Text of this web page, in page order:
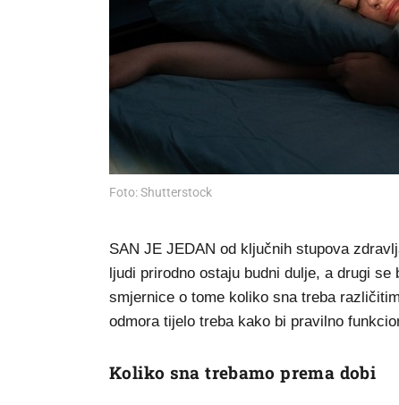
Foto: Shutterstock
SAN JE JEDAN od ključnih stupova
ljudi prirodno ostaju budni dulje, a drugi
smjernice o tome koliko sna treba
odmora tijelo treba kako bi pravilno
Koliko sna trebamo prema dobi